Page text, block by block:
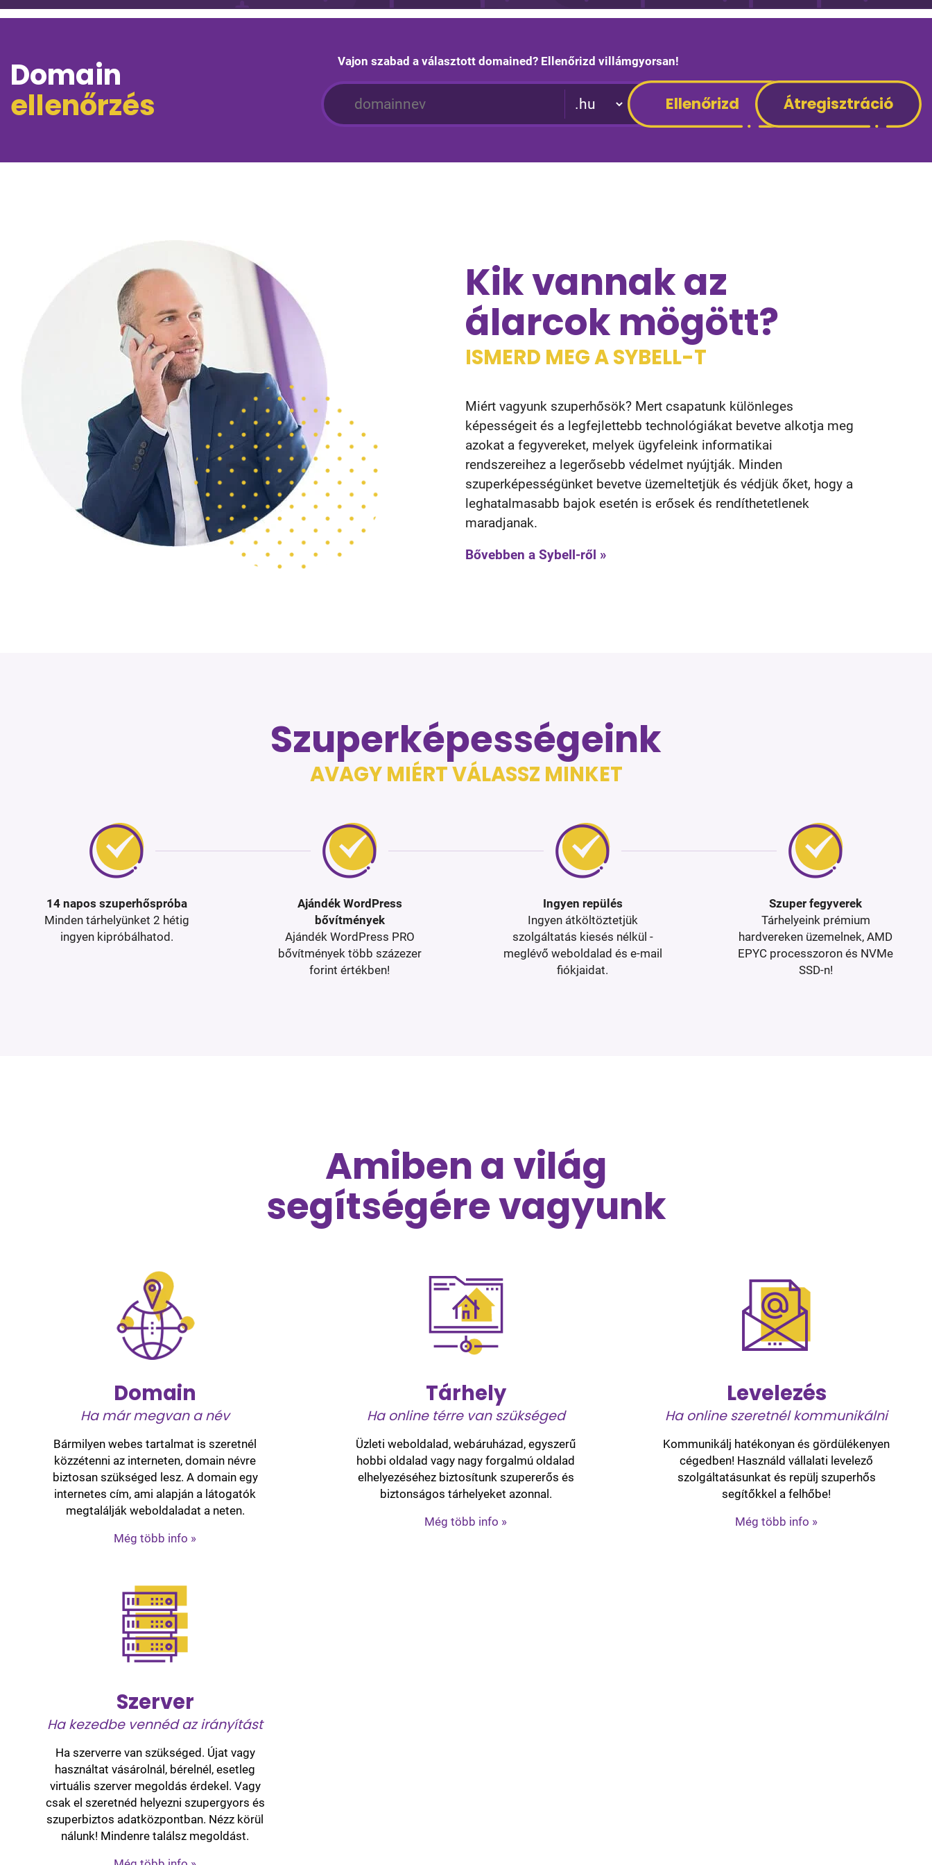
Domain
ellenőrzés
Vajon szabad a választott domained? Ellenőrizd villámgyorsan!
Kik vannak az
álarcok mögött?
ISMERD MEG A SYBELL-T
Miért vagyunk szuperhősök? Mert csapatunk különleges
képességeit és a legfejlettebb technológiákat bevetve alkotja meg
azokat a fegyvereket, melyek ügyfeleink informatikai
rendszereihez a legerősebb védelmet nyújtják. Minden
szuperképességünket bevetve üzemeltetjük és védjük őket, hogy a
leghatalmasabb bajok esetén is erősek és rendíthetetlenek
maradjanak.
Bővebben a Sybell-ről »
Szuperképességeink
AVAGY MIÉRT VÁLASSZ MINKET
14 napos szuperhőspróba
Minden tárhelyünket 2 hétig
ingyen kipróbálhatod.
Ajándék WordPress
bővítmények
Ajándék WordPress PRO
bővítmények több százezer
forint értékben!
Ingyen repülés
Ingyen átköltöztetjük
szolgáltatás kiesés nélkül -
meglévő weboldalad és e-mail
fiókjaidat.
Szuper fegyverek
Tárhelyeink prémium
hardvereken üzemelnek, AMD
EPYC processzoron és NVMe
SSD-n!
Amiben a világ
segítségére vagyunk
Domain
Ha már megvan a név
Bármilyen webes tartalmat is szeretnél
közzétenni az interneten, domain névre
biztosan szükséged lesz. A domain egy
internetes cím, ami alapján a látogatók
megtalálják weboldaladat a neten.
Még több info »
Tárhely
Ha online térre van szükséged
Üzleti weboldalad, webáruházad, egyszerű
hobbi oldalad vagy nagy forgalmú oldalad
elhelyezéséhez biztosítunk szupererős és
biztonságos tárhelyeket azonnal.
Még több info »
Levelezés
Ha online szeretnél kommunikálni
Kommunikálj hatékonyan és gördülékenyen
cégedben! Használd vállalati levelező
szolgáltatásunkat és repülj szuperhős
segítőkkel a felhőbe!
Még több info »
Szerver
Ha kezedbe vennéd az irányítást
Ha szerverre van szükséged. Újat vagy
használtat vásárolnál, bérelnél, esetleg
virtuális szerver megoldás érdekel. Vagy
csak el szeretnéd helyezni szupergyors és
szuperbiztos adatközpontban. Nézz körül
nálunk! Mindenre találsz megoldást.